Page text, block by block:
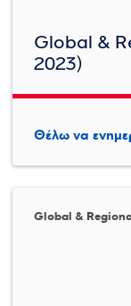
Global &
2023)
Θέλω να
Global &